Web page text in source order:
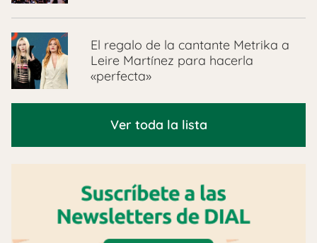
El regalo de la cantante Metrika a
Leire Martínez para hacerla
«perfecta»
Ver toda la lista